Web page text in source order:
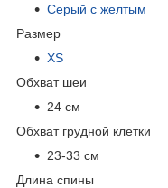
Серый с желтым
Размер
XS
Обхват шеи
24 см
Обхват грудной клетки
23-33 см
Длина спины